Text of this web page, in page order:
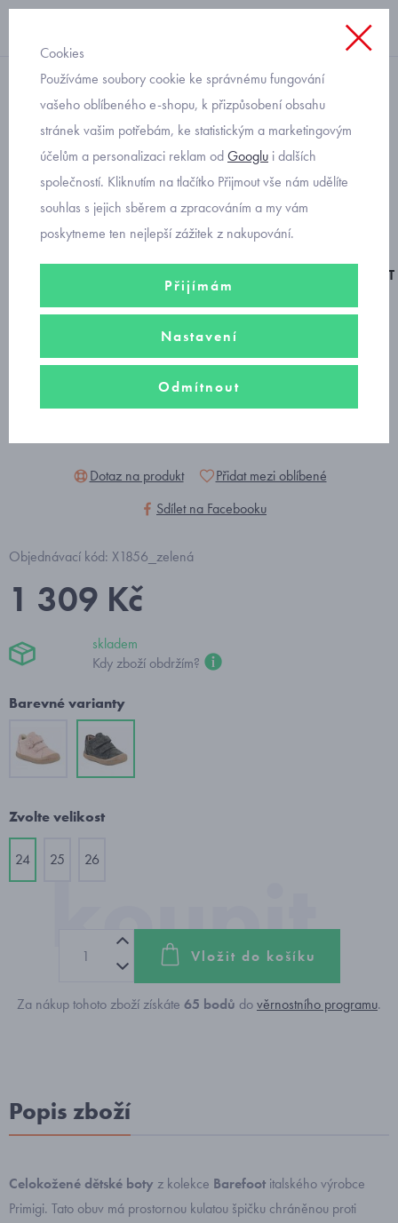
barefoot
barefoot celoroční boty
kožené Primigi 6906511
BAREFOOT
Dotaz na produkt
Přidat mezi oblíbené
Sdílet na Facebooku
Objednávací kód: X1856_zelená
1 309 Kč
skladem
Kdy zboží obdržím?
Barevné varianty
Zvolte velikost
24 25 26
Vložit do košíku
Za nákup tohoto zboží získáte 65 bodů dověrnostního programu.
Popis zboží
Celokožené dětské boty z kolekce Barefoot italského výrobce
Primigi. Tato obuv má prostornou kulatou špičku chráněnou proti
Cookies
Používáme soubory cookie ke správnému fungování
vašeho oblíbeného e-shopu, k přizpůsobení obsahu
stránek vašim potřebám, ke statistickým a marketingovým
účelům a personalizaci reklam odGooglu i dalších
společností. Kliknutím na tlačítko Přijmout vše nám udělíte
souhlas s jejich sběrem a zpracováním a my vám
poskytneme ten nejlepší zážitek z nakupování.
Přijímám
Nastavení
Odmítnout